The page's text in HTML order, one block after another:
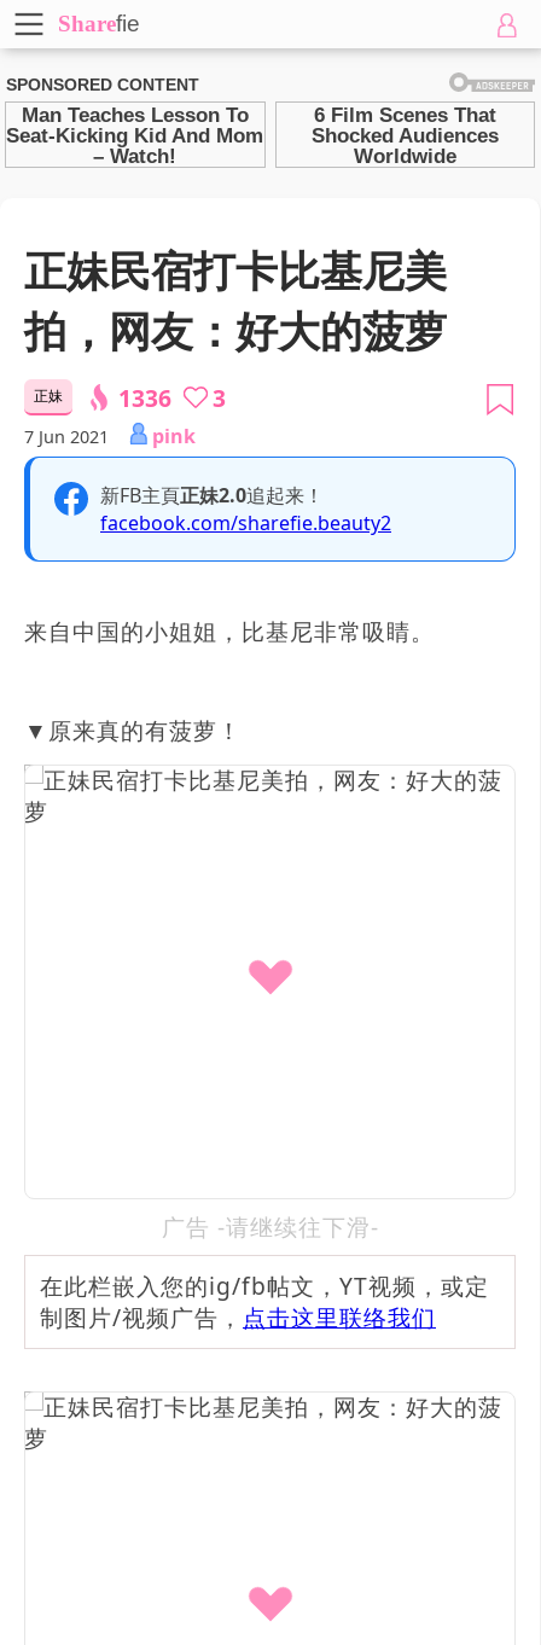
Sharefie
正妹民宿打卡比基尼美
拍，网友：好大的菠萝
正妹 1336 3
7 Jun 2021 pink
新FB主頁正妹2.0追起来！
facebook.com/sharefie.beauty2
来自中国的小姐姐，比基尼非常吸睛。
▼原来真的有菠萝！
广告 -请继续往下滑-
在此栏嵌入您的ig/fb帖文，YT视频，或定
制图片/视频广告， 点击这里联络我们